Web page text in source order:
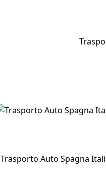
Trasporto Auto Spagna